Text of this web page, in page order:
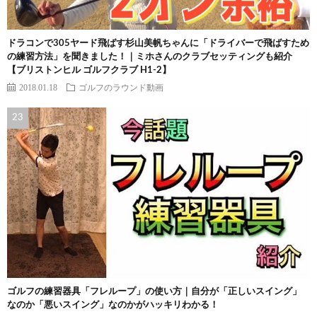
ドラコンで305ヤード飛ばす杉山美帆ちゃんに「ドライバーで飛ばすため
の練習方法」を聞きました！｜ミホさんのクラブセッティングも紹介
【ブリストンヒル ゴルフクラブ H1-2】
2018.01.18 ゴルフのラウンド動画
ゴルフの練習器具「フレループ」の使い方｜自分が「正しいスイング」
なのか「悪いスイング」なのかがハッキリわかる！